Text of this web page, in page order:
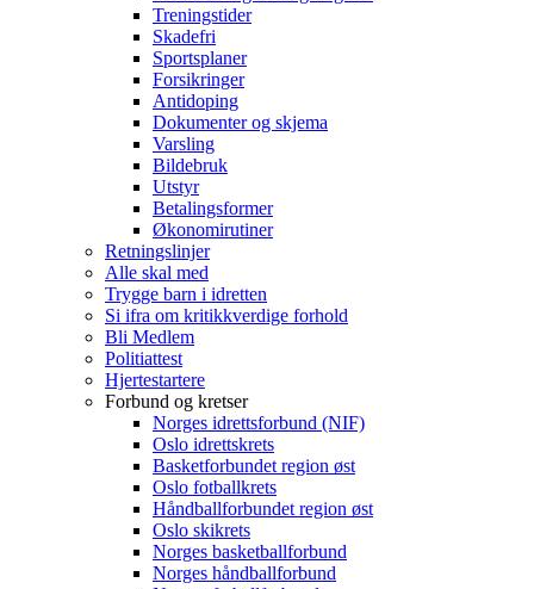
Treningstider
Skadefri
Sportsplaner
Forsikringer
Antidoping
Dokumenter og skjema
Varsling
Bildebruk
Utstyr
Betalingsformer
Økonomirutiner
Retningslinjer
Alle skal med
Trygge barn i idretten
Si ifra om kritikkverdige forhold
Bli Medlem
Politiattest
Hjertestartere
Forbund og kretser
Norges idrettsforbund (NIF)
Oslo idrettskrets
Basketforbundet region øst
Oslo fotballkrets
Håndballforbundet region øst
Oslo skikrets
Norges basketballforbund
Norges håndballforbund